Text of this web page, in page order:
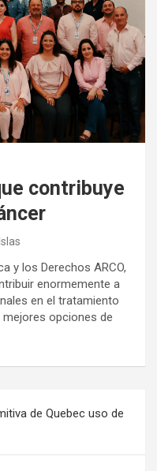
contribuye
y los Derechos ARCO,
enormemente a
en el tratamiento
opciones de
de Quebec uso de